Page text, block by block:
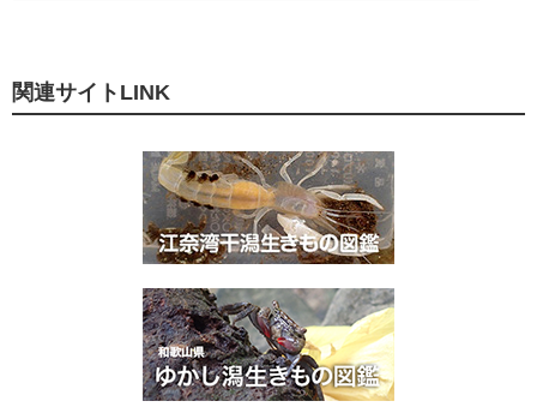
関連サイトLINK